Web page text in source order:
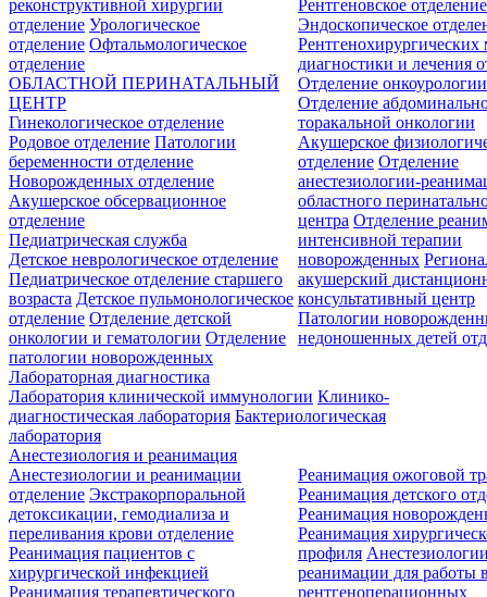
реконструктивной хирургии
отделение Урологическое
отделение Офтальмологическое
отделение
Рентгеновское отделение
Эндоскопическое
Рентгенохирургических
диагностики и лечения
Отделение онкоурологии
Отделение
торакальной онкологии
ОБЛАСТНОЙ ПЕРИНАТАЛЬНЫЙ
ЦЕНТР
Гинекологическое отделение
Родовое отделение Патологии
беременности отделение
Новорожденных отделение
Акушерское обсервационное
отделение
Акушерское
отделение Отделение
анестезиологии-
областного
центра Отделение
интенсивной терапии
новорожденных
акушерский
консультативный центр
Патологии
недоношенных детей
Педиатрическая служба
Детское неврологическое отделение
Педиатрическое отделение старшего
возраста Детское пульмонологическое
отделение Отделение детской
онкологии и гематологии Отделение
патологии новорожденных
Лабораторная диагностика
Лаборатория клинической иммунологии Клинико-
диагностическая лаборатория Бактериологическая
лаборатория
Анестезиология и реанимация
Анестезиологии и реанимации
отделение Экстракорпоральной
детоксикации, гемодиализа и
переливания крови отделение
Реанимация пациентов с
хирургической инфекцией
Реанимация терапевтического
Реанимация ожоговой
Реанимация детского
Реанимация
Реанимация
профиля
реанимации для работы
рентгеноперационных